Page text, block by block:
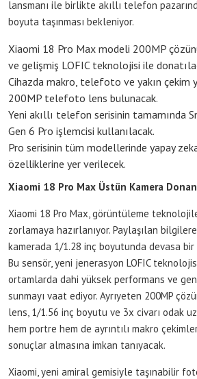
lansmanı ile birlikte akıllı telefon
boyuta taşınması bekleniyor.
Xiaomi 18 Pro Max modeli 200MP
ve gelişmiş LOFIC teknolojisi ile
Cihazda makro, telefoto ve yakın çekim
200MP telefoto lens bulunacak.
Yeni akıllı telefon serisinin tamamında
Gen 6 Pro işlemcisi kullanılacak.
Pro serisinin tüm modellerinde yapay
özelliklerine yer verilecek.
Xiaomi 18 Pro Max Üstün Kamera
Xiaomi 18 Pro Max, görüntüleme
zorlamaya hazırlanıyor. Paylaşılan
kamerada 1/1.28 inç boyutunda devasa
Bu sensör, yeni jenerasyon LOFIC
ortamlarda dahi yüksek performans ve
sunmayı vaat ediyor. Ayrıyeten 200MP
lens, 1/1.56 inç boyutu ve 3x civarı odak
hem portre hem de ayrıntılı makro
sonuçlar almasına imkan tanıyacak.
Xiaomi, yeni amiral gemisiyle taşınabilir